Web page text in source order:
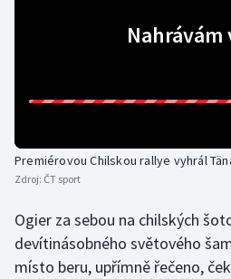
Moderní pětiboj
Parasport
Plavání
Plážový volejbal
Nahrávám
Premiérovou Chilskou rallye vyhrál
Zdroj: ČT sport
Ogier za sebou na chilských
devítinásobného světového
místo beru, upřímně řečeno,